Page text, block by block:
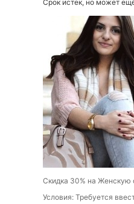
Срок истек, но может
Скидка 30% на Женскую
Условия: Требуется